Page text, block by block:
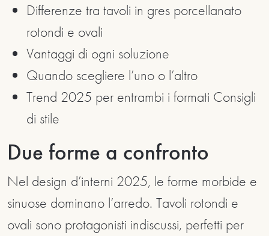
Differenze tra tavoli in gres porcellanato
rotondi e ovali
Vantaggi di ogni soluzione
Quando scegliere l’uno o l’altro
Trend 2025 per entrambi i formati Consigli
di stile
Due forme a confronto
Nel design d’interni 2025, le forme morbide e
sinuose dominano l’arredo. Tavoli rotondi e
ovali sono protagonisti indiscussi, perfetti per